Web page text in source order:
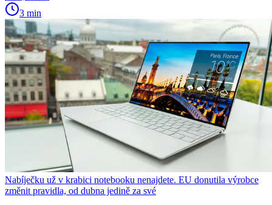
3 min
Nabíječku už v krabici notebooku nenajdete. EU donutila výrobce
změnit pravidla, od dubna jedině za své